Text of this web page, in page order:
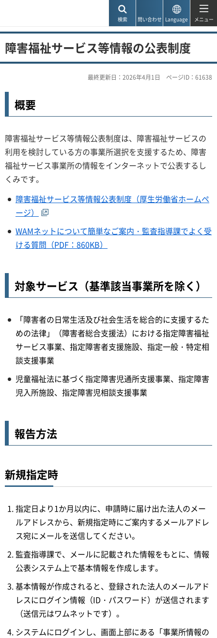
検索 問い合わせ Language メニュー
障害福祉サービス等情報の公表制度
最終更新日：2026年4月1日 ページID：61638
概要
障害福祉サービス等情報公表制度は、障害福祉サービスの
利用を検討している方の事業所選択を支援するため、障害
福祉サービス事業所の情報をインターネットで公表するし
くみです。
障害福祉サービス等情報公表制度（厚生労働省ホームペ
ージ）
WAMネットについて簡単なご案内・監査指導課でよく受
ける質問（PDF：860KB）
対象サービス（基準該当事業所を除く）
「障害者の日常生活及び社会生活を総合的に支援するた
めの法律」（障害者総合支援法）における指定障害福祉
サービス事業、指定障害者支援施設、指定一般・特定相
談支援事業
児童福祉法に基づく指定障害児通所支援事業、指定障害
児入所施設、指定障害児相談支援事業
報告方法
新規指定時
指定日より1か月以内に、申請時に届け出た法人のメー
ルアドレスから、新規指定時にご案内するメールアドレ
ス宛にメールを送信してください。
監査指導課で、メールに記載された情報をもとに、情報
公表システム上で基本情報を作成します。
基本情報が作成されると、登録された法人のメールアド
レスにログイン情報（ID・パスワード）が送信されます
（送信元はワムネットです）。
システムにログインし、画面上部にある「事業所情報の